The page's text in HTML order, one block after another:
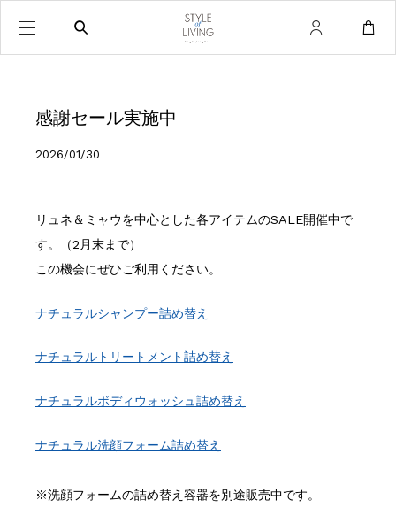
感謝セール実施中
2026/01/30
リュネ＆ミャウを中心とした各アイテムのSALE開催中で
す。（2月末まで）
この機会にぜひご利用ください。
ナチュラルシャンプー詰め替え
ナチュラルトリートメント詰め替え
ナチュラルボディウォッシュ詰め替え
ナチュラル洗顔フォーム詰め替え
※洗顔フォームの詰め替え容器を別途販売中です。